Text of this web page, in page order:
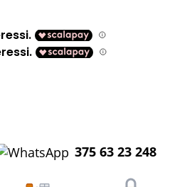
375 63 23 248